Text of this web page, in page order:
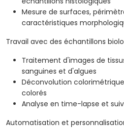
Mesure de surfaces,
caractéristiques
Travail avec des échantillons
Traitement d'images de
sanguines et d'algues
Déconvolution
colorés
Analyse en time-lapse et
Automatisation et